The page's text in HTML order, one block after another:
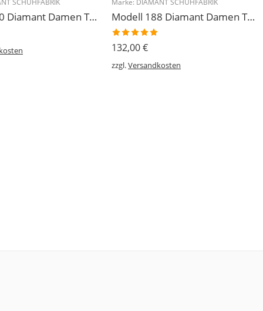
SCHUHFABRIK
Modell 140 Diamant Damen Trainerschuh Microfaser 3,7 cm
Marke: DIAMANT SCHUHFABRIK
Modell 188 Diamant Damen Tanzschuh Trainer geteilte Chromledersohle
Bewertet
mit5.00
von 5
132,00€
zzgl.Versandkosten